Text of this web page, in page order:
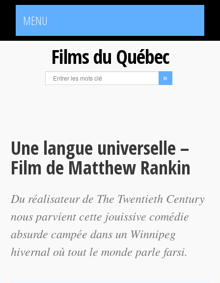
MENU
Films du Québec
Une langue universelle –
Film de Matthew Rankin
Du réalisateur de The Twentieth Century
nous parvient cette jouissive comédie
absurde campée dans un Winnipeg
hivernal où tout le monde parle farsi.